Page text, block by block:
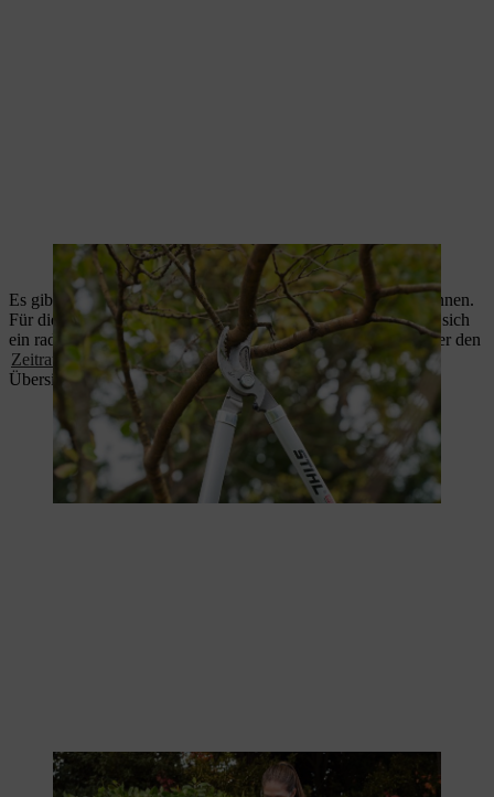
Im Winter haben Sie freie Sicht beim Baumschnitt.
Es gibt verschiedene Hecken, die Sie im Winter schneiden können.
Für die
Buchenheckeoder auch denKirschlorbeer empfiehlt sich
ein radikaler Rückschnitt Ende Februar. Erfahren Sie mehr über den
Zeitraum des Heckenschnittsweiterer Heckenarten in unserer
Übersicht.
Bei vielen Hecken bietet sich ein Rückschnitt im Winter an.